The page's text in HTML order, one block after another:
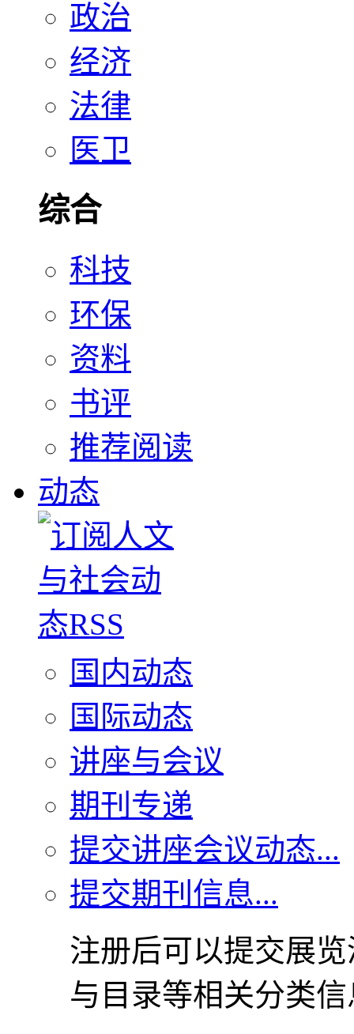
政治
经济
法律
医卫
综合
科技
环保
资料
书评
推荐阅读
动态
国内动态
国际动态
讲座与会议
期刊专递
提交讲座会议动态...
提交期刊信息...
注册后可以提交展
与目录等相关分类